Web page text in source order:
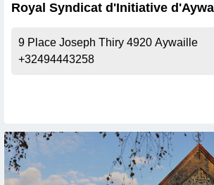
Royal Syndicat d'Initiative
9 Place Joseph Thiry 4920 Aywaille
+32494443258